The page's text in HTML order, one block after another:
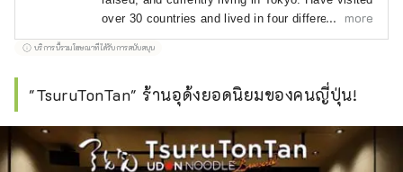
over 30 countries and lived in four different
prefectures. I have traveled to almost all 47
prefectures in Japan!
charms of a destination through words and
more
บริการนี้รวมโฆษณาที่ได้รับการสนับสนุน
"TsuruTonTan" ร้านอุด้งยอดนิยมของคนญี่ปุ่น!